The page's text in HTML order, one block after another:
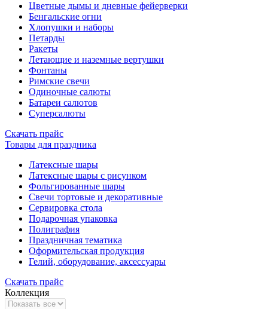
Цветные дымы и дневные фейерверки
Бенгальские огни
Хлопушки и наборы
Петарды
Ракеты
Летающие и наземные вертушки
Фонтаны
Римские свечи
Одиночные салюты
Батареи салютов
Суперсалюты
Скачать прайс
Товары для праздника
Латексные шары
Латексные шары с рисунком
Фольгированные шары
Свечи тортовые и декоративные
Сервировка стола
Подарочная упаковка
Полиграфия
Праздничная тематика
Оформительская продукция
Гелий, оборудование, аксессуары
Скачать прайс
Коллекция